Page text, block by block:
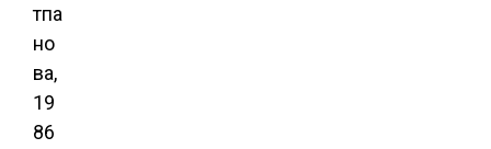
тпа
но
ва,
19
86